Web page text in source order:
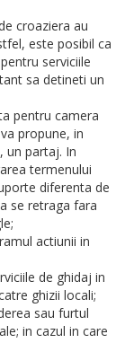
croaziera au
este posibil ca
serviciile
sa detineti un
pentru camera
propune, in
un partaj. In
termenului
diferenta de
se retraga fara
actiunii in
de ghidaj in
ghizii locali;
sau furtul
in cazul in care